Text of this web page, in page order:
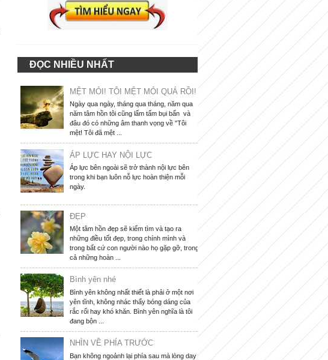
ĐỌC NHIỀU NHẤT
MỆT MỎI! TÔI MỆT MỎI QUÁ RỒI!
Ngày qua ngày, tháng qua tháng, năm qua
năm tâm hồn tôi cũng lấm tấm bụi bẩn và
đâu đó có những âm thanh vọng về "Tôi
mệt! Tôi đã mệt ...
ÁP LỰC HAY NỘI LỰC
Áp lực bên ngoài sẽ trở thành nội lực bên
trong khi bạn luôn nỗ lực hoàn thiện mỗi
ngày.
ĐẸP
Một tâm hồn đẹp sẽ kiếm tìm và tạo ra
những điều tốt đẹp, trong chính mình và
trong bất cứ con người nào họ gặp gỡ, trong
cả những hoàn ...
Bình yên nhé
Bình yên không nhất thiết là phải ở một nơi
yên tĩnh, không nhác thấy bóng dáng của
rắc rối hay khó khăn. Bình yên nghĩa là tôi
đang bộn ...
NHÌN VỀ PHÍA TRƯỚC
Bạn không ngoảnh lại phía sau mà lòng day